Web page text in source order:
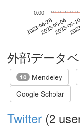
2023-04-282023-05-04
2023-05-
0.00
外部データ
10 Mendeley
Google Scholar
Twitter (2